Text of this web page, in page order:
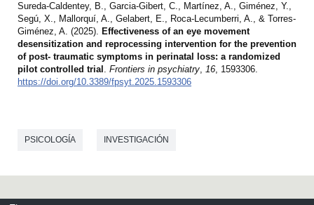
Sureda-Caldentey, B., Garcia-Gibert, C., Martínez, A., Giménez, Y.,
Segú, X., Mallorquí, A., Gelabert, E., Roca-Lecumberri, A., & Torres-
Giménez, A. (2025). Effectiveness of an eye movement
desensitization and reprocessing intervention for the prevention
of post- traumatic symptoms in perinatal loss: a randomized
pilot controlled trial . Frontiers in psychiatry, 16, 1593306.
https://doi.org/10.3389/fpsyt.2025.1593306
PSICOLOGÍA INVESTIGACIÓN